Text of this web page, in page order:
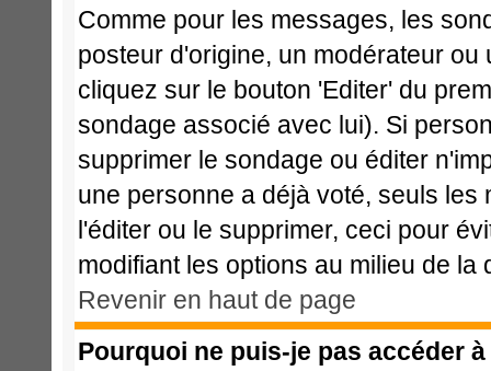
Comme pour les messages, les
posteur d'origine, un modérateur
cliquez sur le bouton 'Editer' du
sondage associé avec lui). Si
supprimer le sondage ou éditer
une personne a déjà voté, seuls
l'éditer ou le supprimer, ceci pour
modifiant les options au milieu de la
Revenir en haut de page
Pourquoi ne puis-je pas accéder